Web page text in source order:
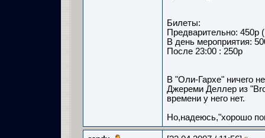
Билеты:
Предварительно: 450р
В день мероприятия:
После 23:00 : 250р
В "Оли-Гархе" ничего
Джереми Деллер из
времени у него нет.
Но,надеюсь,"хорошо